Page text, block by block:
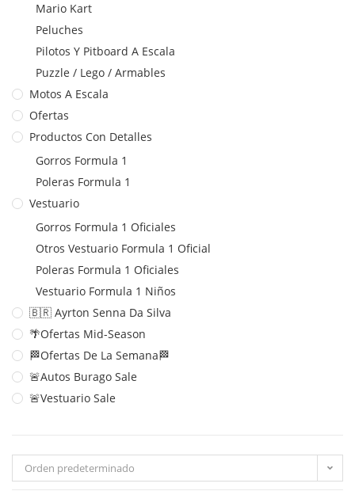
Mario Kart
Peluches
Pilotos Y Pitboard A Escala
Puzzle / Lego / Armables
Motos A Escala
Ofertas
Productos Con Detalles
Gorros Formula 1
Poleras Formula 1
Vestuario
Gorros Formula 1 Oficiales
Otros Vestuario Formula 1 Oficial
Poleras Formula 1 Oficiales
Vestuario Formula 1 Niños
🇧🇷 Ayrton Senna Da Silva
🌴Ofertas Mid-Season
🏁Ofertas De La Semana🏁
🚨Autos Burago Sale
🚨Vestuario Sale
Orden predeterminado